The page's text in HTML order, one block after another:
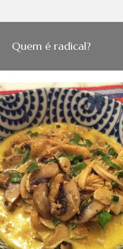
Quem é radical?